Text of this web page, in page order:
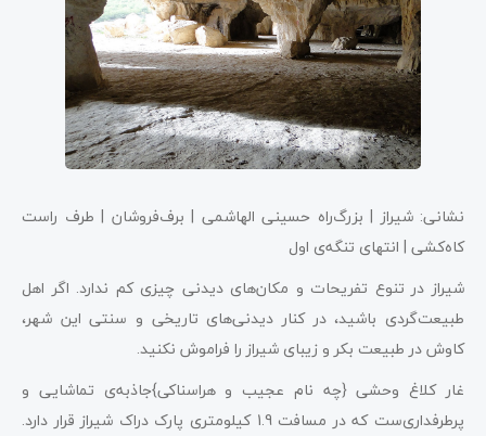
نشانی: شیراز | بزرگ‌راه حسینی الهاشمی | برف‌فروشان | طرف راست
کاه‌کشی | انتهای تنگه‌ی اول
شیراز در تنوع تفریحات و مکان‌های دیدنی چیزی کم ندارد. اگر اهل
طبیعت‌گردی باشید، در کنار دیدنی‌های تاریخی و سنتی این شهر،
کاوش در طبیعت بکر و زیبای شیراز را فراموش نکنید.
غار کلاغ وحشی {چه نام عجیب و هراسناکی}جاذبه‌ی تماشایی و
پرطرفداری‌ست که در مسافت 1.9 کیلومتری پارک دراک شیراز قرار دارد.